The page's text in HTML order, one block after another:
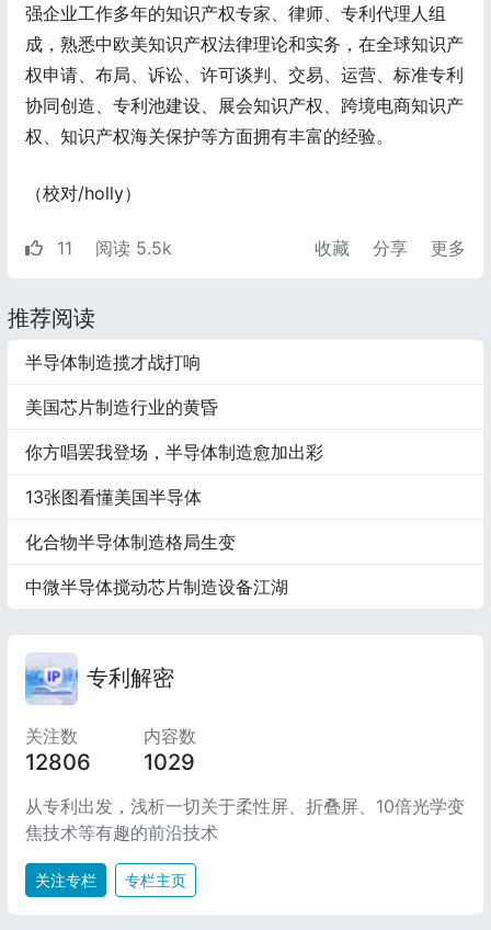
强企业工作多年的知识产权专家、律师、专利代理人组
成，熟悉中欧美知识产权法律理论和实务，在全球知识产
权申请、布局、诉讼、许可谈判、交易、运营、标准专利
协同创造、专利池建设、展会知识产权、跨境电商知识产
权、知识产权海关保护等方面拥有丰富的经验。
（校对/holly）
11 阅读 5.5k 收藏 分享 更多
推荐阅读
半导体制造揽才战打响
美国芯片制造行业的黄昏
你方唱罢我登场，半导体制造愈加出彩
13张图看懂美国半导体
化合物半导体制造格局生变
中微半导体搅动芯片制造设备江湖
专利解密
关注数
12806
内容数
1029
从专利出发，浅析一切关于柔性屏、折叠屏、10倍光学变
焦技术等有趣的前沿技术
关注专栏 专栏主页